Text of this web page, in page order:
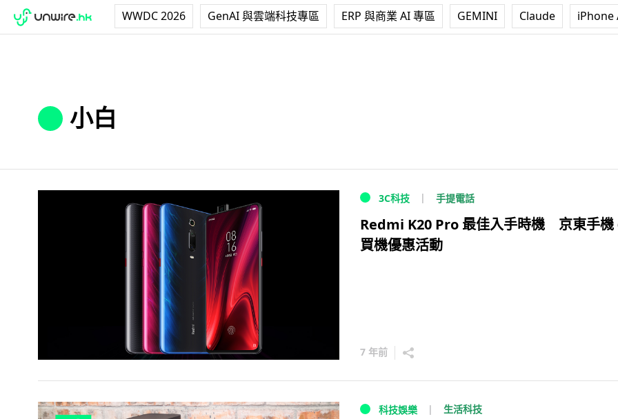
WWDC 2026 GenAI 與雲端科技專區 ERP 與商業 AI 專區 GEMINI Claude iPhone
小白
3C科技 手提電話
Redmi K20 Pro 最佳入手時機 京東手機
買機優惠活動
7 年前
科技娛樂 生活科技